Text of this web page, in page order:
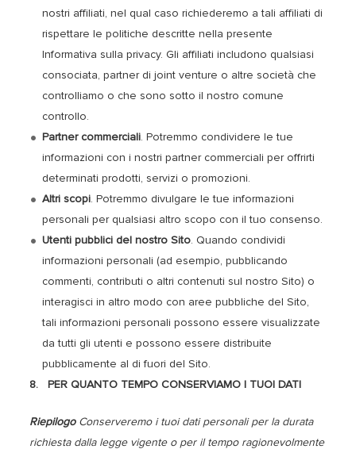
nostri affiliati, nel qual caso richiederemo a tali affiliati di
rispettare le politiche descritte nella presente
Informativa sulla privacy. Gli affiliati includono qualsiasi
consociata, partner di joint venture o altre società che
controlliamo o che sono sotto il nostro comune
controllo.
Partner commerciali. Potremmo condividere le tue
informazioni con i nostri partner commerciali per offrirti
determinati prodotti, servizi o promozioni.
Altri scopi. Potremmo divulgare le tue informazioni
personali per qualsiasi altro scopo con il tuo consenso.
Utenti pubblici del nostro Sito. Quando condividi
informazioni personali (ad esempio, pubblicando
commenti, contributi o altri contenuti sul nostro Sito) o
interagisci in altro modo con aree pubbliche del Sito,
tali informazioni personali possono essere visualizzate
da tutti gli utenti e possono essere distribuite
pubblicamente al di fuori del Sito.
8. PER QUANTO TEMPO CONSERVIAMO I TUOI DATI
RiepilogoConserveremo i tuoi dati personali per la durata
richiesta dalla legge vigente o per il tempo ragionevolmente